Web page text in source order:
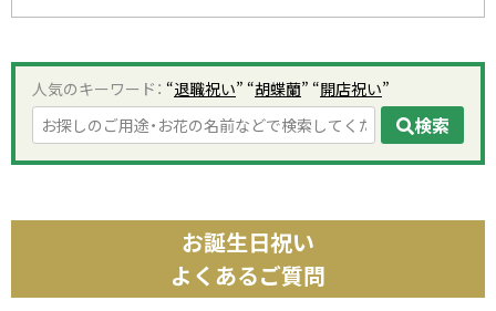
人気のキーワード： “退職祝い” “胡蝶蘭” “開店祝い”
検索
お誕生日祝い
よくあるご質問